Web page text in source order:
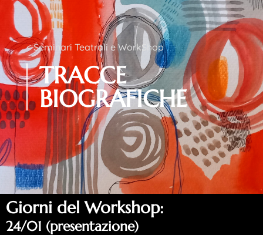
< Seminari Teatrali e WorkShop
TRACCE
BIOGRAFICHE
Giorni del Workshop:
24/01 (presentazione)